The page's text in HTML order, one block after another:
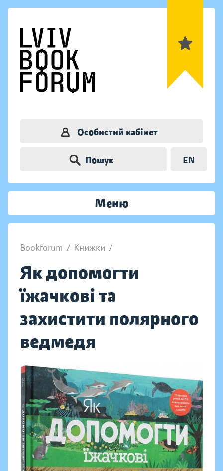
Особистий кабінет
Пошук EN
Меню
Bookforum / Книжки /
Як допомогти
їжачкові та
захистити полярного
ведмедя